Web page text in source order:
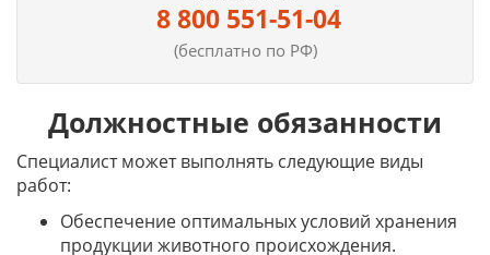
8 800 551-51-04
(бесплатно по РФ)
Должностные обязанности
Специалист может выполнять следующие виды
работ:
Обеспечение оптимальных условий хранения
продукции животного происхождения.